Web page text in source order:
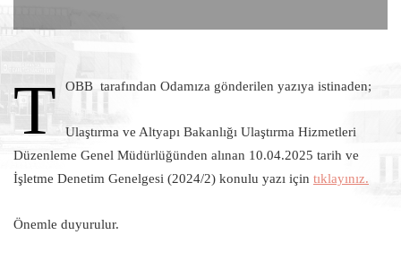
T OBB tarafından Odamıza gönderilen yazıya istinaden;
Ulaştırma ve Altyapı Bakanlığı Ulaştırma Hizmetleri
Düzenleme Genel Müdürlüğünden alınan 10.04.2025 tarih ve
İşletme Denetim Genelgesi (2024/2) konulu yazı için tıklayınız.
Önemle duyurulur.